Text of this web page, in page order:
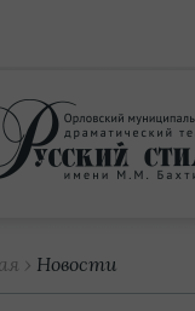
› Новости